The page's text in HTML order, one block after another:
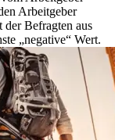
Arbeitgeber
der Befragten aus
„negative“ Wert.